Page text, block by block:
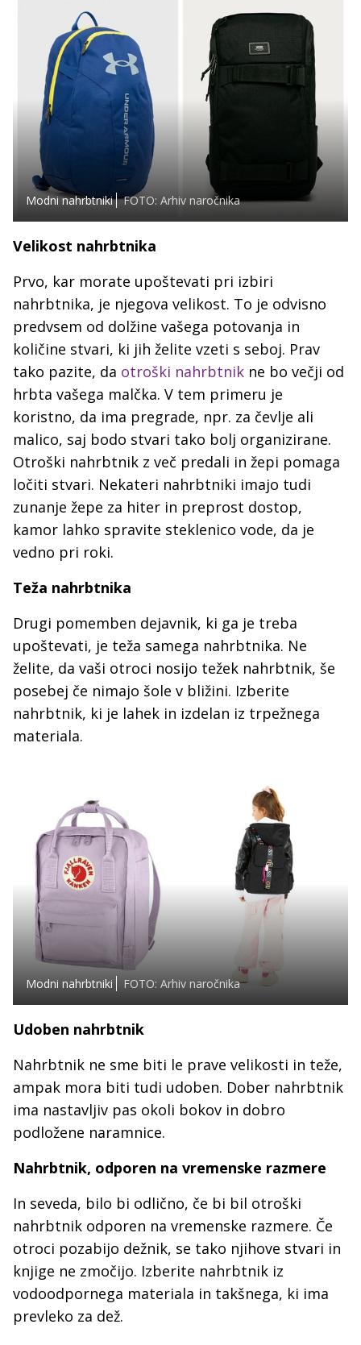
Modni nahrbtniki FOTO: Arhiv naročnika
Velikost nahrbtnika
Prvo, kar morate upoštevati pri izbiri
nahrbtnika, je njegova velikost. To je odvisno
predvsem od dolžine vašega potovanja in
količine stvari, ki jih želite vzeti s seboj. Prav
tako pazite, da otroški nahrbtnik ne bo večji od
hrbta vašega malčka. V tem primeru je
koristno, da ima pregrade, npr. za čevlje ali
malico, saj bodo stvari tako bolj organizirane.
Otroški nahrbtnik z več predali in žepi pomaga
ločiti stvari. Nekateri nahrbtniki imajo tudi
zunanje žepe za hiter in preprost dostop,
kamor lahko spravite steklenico vode, da je
vedno pri roki.
Teža nahrbtnika
Drugi pomemben dejavnik, ki ga je treba
upoštevati, je teža samega nahrbtnika. Ne
želite, da vaši otroci nosijo težek nahrbtnik, še
posebej če nimajo šole v bližini. Izberite
nahrbtnik, ki je lahek in izdelan iz trpežnega
materiala.
Modni nahrbtniki FOTO: Arhiv naročnika
Udoben nahrbtnik
Nahrbtnik ne sme biti le prave velikosti in teže,
ampak mora biti tudi udoben. Dober nahrbtnik
ima nastavljiv pas okoli bokov in dobro
podložene naramnice.
Nahrbtnik, odporen na vremenske razmere
In seveda, bilo bi odlično, če bi bil otroški
nahrbtnik odporen na vremenske razmere. Če
otroci pozabijo dežnik, se tako njihove stvari in
knjige ne zmočijo. Izberite nahrbtnik iz
vodoodpornega materiala in takšnega, ki ima
prevleko za dež.